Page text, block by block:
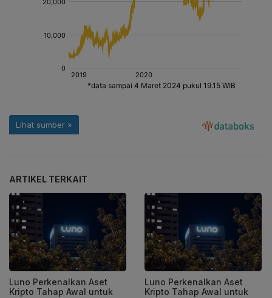
ARTIKEL TERKAIT
Luno Perkenalkan Aset
Kripto Tahap Awal untuk
Luno Perkenalkan Aset
Kripto Tahap Awal untuk